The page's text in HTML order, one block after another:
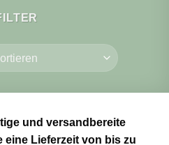
und versandbereite
eine Lieferzeit von bis zu